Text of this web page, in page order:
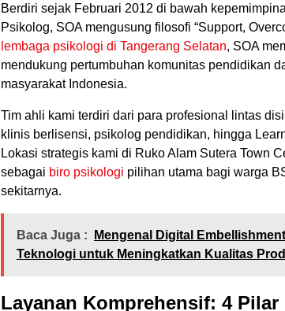
Berdiri sejak Februari 2012 di bawah
Psikolog, SOA mengusung filosofi “Support,
lembaga psikologi di Tangerang Selatan, SOA
mendukung pertumbuhan komunitas pendidikan
masyarakat Indonesia.
Tim ahli kami terdiri dari para profesional lintas
klinis berlisensi, psikolog pendidikan, hingga
Lokasi strategis kami di Ruko Alam Sutera Town
sebagai biro psikologi pilihan utama bagi warga
sekitarnya.
Baca Juga :
Mengenal Digital
Teknologi untuk Meningkatkan Kualitas
Layanan Komprehensif: 4